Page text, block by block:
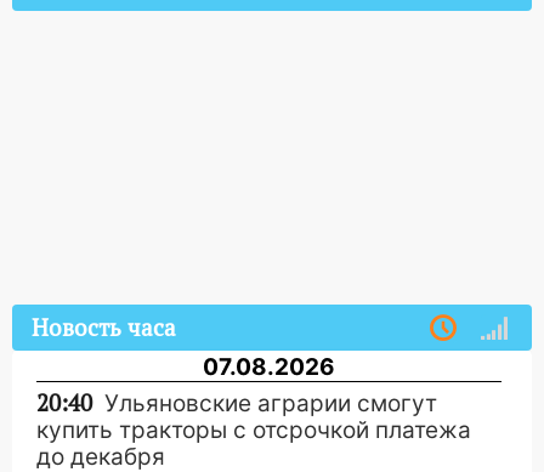
Новость часа
07.08.2026
20:40 Ульяновские аграрии смогут
купить тракторы с отсрочкой платежа
до декабря